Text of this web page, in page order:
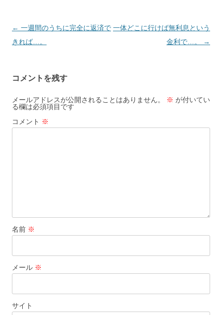
投
稿
ゲ
ー
シ
ョ
← 一週間のうちに完全に返済で
きれば…。
一体どこに行けば無利息という
金利で…。
→
コメントを残す
メールアドレスが公開されることはありません。 ※ が付いてい
る欄は必須項目です
コメント ※
名前 ※
メール ※
サイト